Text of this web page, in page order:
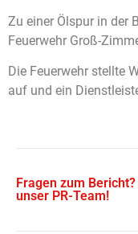
Zu einer Ölspur in der
Feuerwehr Groß-
Die Feuerwehr stellte
auf und ein
Fragen zum
unser PR-Team!